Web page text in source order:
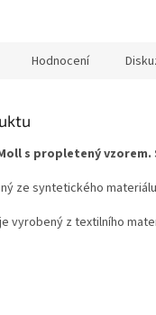
Hodnocení
s propletený
ze syntetického
vyrobený z textilního